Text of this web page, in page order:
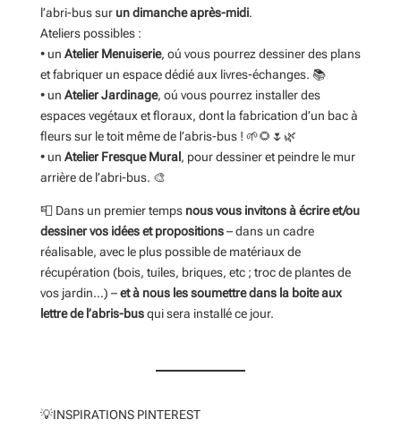
l’abri-bus sur un dimanche après-midi.
Ateliers possibles :
• un Atelier Menuiserie, oú vous pourrez dessiner des plans
et fabriquer un espace dédié aux livres-échanges. 📚
• un Atelier Jardinage, oú vous pourrez installer des
espaces vegétaux et floraux, dont la fabrication d’un bac à
fleurs sur le toit même de l’abris-bus ! 🌱🌻🌷🌿
• un Atelier Fresque Mural , pour dessiner et peindre le mur
arrière de l’abri-bus. 🎨
📮 Dans un premier temps nous vous invitons à écrire et/ou
dessiner vos idées et propositions– dans un cadre
réalisable, avec le plus possible de matériaux de
récupération (bois, tuiles, briques, etc ; troc de plantes de
vos jardin…) –et à nous les soumettre dans la boite aux
lettre de l’abris-busqui sera installé ce jour.
💡INSPIRATIONS PINTEREST